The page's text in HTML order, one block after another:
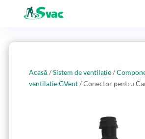
Acasă/Sistem de ventilație/
ventilatie GVent/ Conector pentru